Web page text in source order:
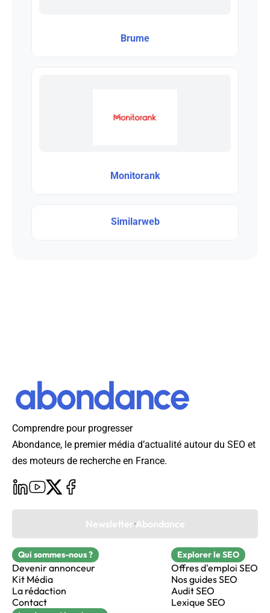
Brume
Monitorank
Similarweb
Comprendre pour progresser
Abondance, le premier média d’actualité autour du SEO et
des moteurs de recherche en France.
Newsletter Abondance
Qui sommes-nous ?
Devenir annonceur
Kit Média
La rédaction
Contact
Explorer le SEO
Offres d'emploi SEO
Nos guides SEO
Audit SEO
Lexique SEO